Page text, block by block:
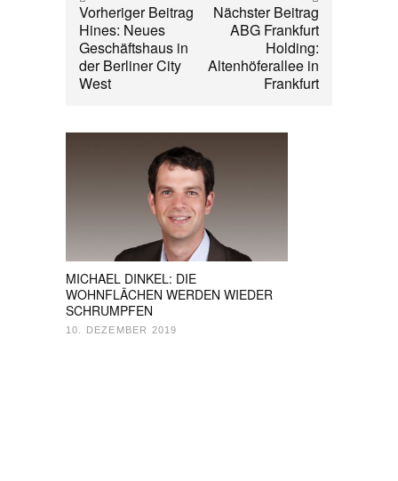
Vorheriger Beitrag
Hines: Neues
Geschäftshaus in
der Berliner City
West
Nächster Beitrag
ABG Frankfurt
Holding:
Altenhöferallee in
Frankfurt
MICHAEL DINKEL: DIE
WOHNFLÄCHEN WERDEN WIEDER
SCHRUMPFEN
10. DEZEMBER 2019